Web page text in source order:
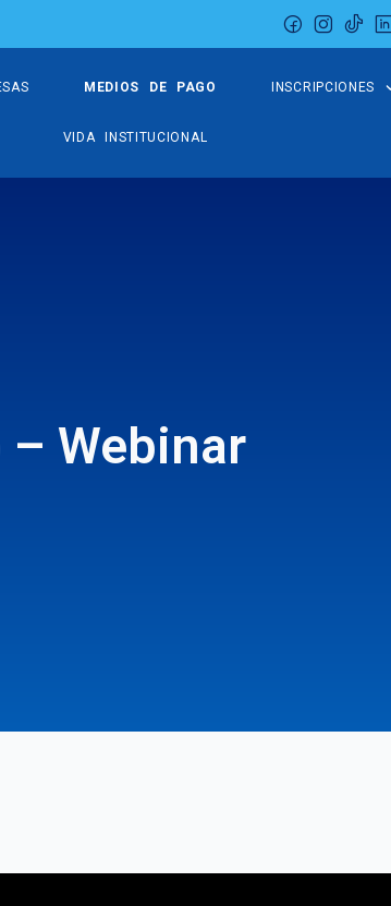
MEDIOS DE PAGO INSCRIPCIONES
VIDA INSTITUCIONAL
Webinar